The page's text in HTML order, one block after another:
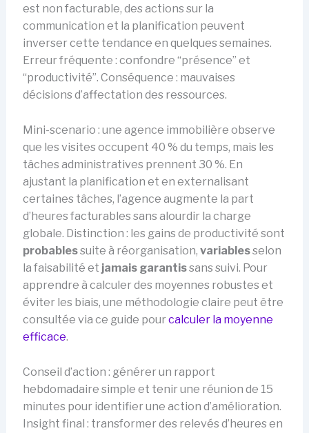
est non facturable, des actions sur la
communication et la planification peuvent
inverser cette tendance en quelques semaines.
Erreur fréquente : confondre “présence” et
“productivité”. Conséquence : mauvaises
décisions d’affectation des ressources.
Mini-scenario : une agence immobilière observe
que les visites occupent 40 % du temps, mais les
tâches administratives prennent 30 %. En
ajustant la planification et en externalisant
certaines tâches, l’agence augmente la part
d’heures facturables sans alourdir la charge
globale. Distinction : les gains de productivité sont
probablessuite à réorganisation, variablesselon
la faisabilité et jamais garantissans suivi. Pour
apprendre à calculer des moyennes robustes et
éviter les biais, une méthodologie claire peut être
consultée via ce guide pourcalculer la moyenne
efficace.
Conseil d’action : générer un rapport
hebdomadaire simple et tenir une réunion de 15
minutes pour identifier une action d’amélioration.
Insight final : transformer des relevés d’heures en